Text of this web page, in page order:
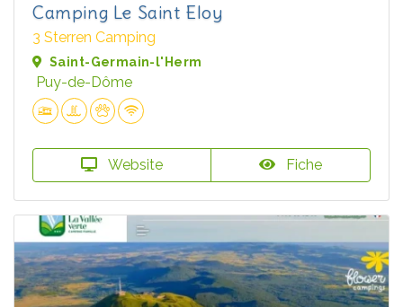
Camping Le Saint Eloy
3 Sterren Camping
Saint-Germain-l'Herm
Puy-de-Dôme
Website Fiche